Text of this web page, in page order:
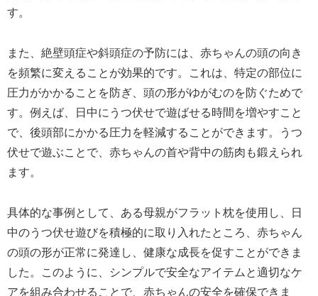
す。
また、絶壁頭症や斜頭症の予防には、赤ちゃんの頭の向き
を頻繁に変えることが効果的です。これは、特定の部位に
圧力がかかることを防ぎ、頭の形がゆがむのを防ぐためで
す。例えば、日中にうつ伏せで遊ばせる時間を増やすこと
で、後頭部にかかる圧力を軽減することができます。うつ
伏せで遊ぶことで、赤ちゃんの首や背中の筋肉も鍛えられ
ます。
具体的な事例として、ある母親がフラット枕を使用し、日
中のうつ伏せ遊びを積極的に取り入れたところ、赤ちゃん
の頭の形が正常に発達し、健康な成長を促すことができま
した。このように、シンプルで安全なアイテムと適切なケ
アを組み合わせることで、赤ちゃんの安全を確保できま